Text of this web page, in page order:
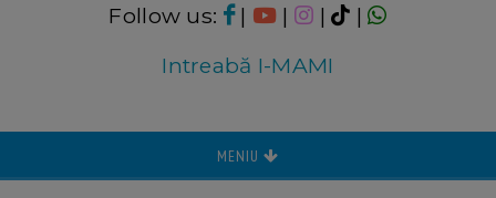
Follow us: | | |
|
Intreabă I-MAMI
MENIU